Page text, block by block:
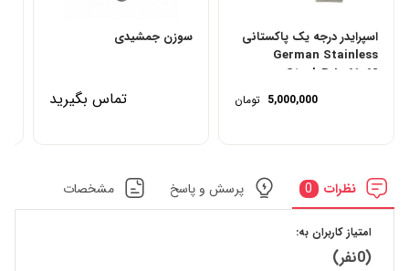
اسپرایدر درجه یک پاکستانی
German Stainless
Steel-R-L-61-62
5,000,000 تومان
سوزن جمشیدی
تماس بگیرید
نظرات 0 پرسش و پاسخ مشخصات
امتیاز کاربران به:
(0نفر)